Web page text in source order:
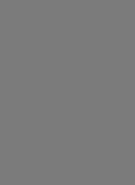
a-vis de CEC BANK).
buna tranzactie in favoarea ta!
sa decurga perfect!